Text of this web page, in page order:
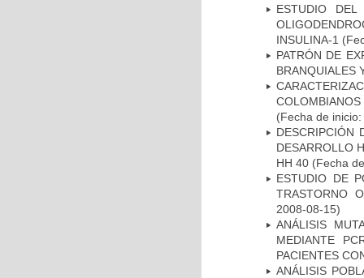
ESTUDIO
INSULINA-1
PATRÓN DE
BRANQUIALES
(Fecha de
DESCRIPCIÓN
DESARROLLO
HH 40 (Fecha
ESTUDIO DE
TRASTORNO
2008-08-15)
ANÁLISIS
MEDIANTE
PACIENTES
ANÁLISIS